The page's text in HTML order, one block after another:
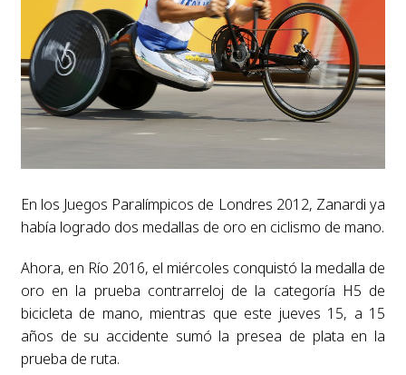
En los Juegos Paralímpicos de Londres 2012, Zanardi ya
había logrado dos medallas de oro en ciclismo de mano.
Ahora, en Río 2016, el miércoles conquistó la medalla de
oro en la prueba contrarreloj de la categoría H5 de
bicicleta de mano, mientras que este jueves 15, a 15
años de su accidente sumó la presea de plata en la
prueba de ruta.